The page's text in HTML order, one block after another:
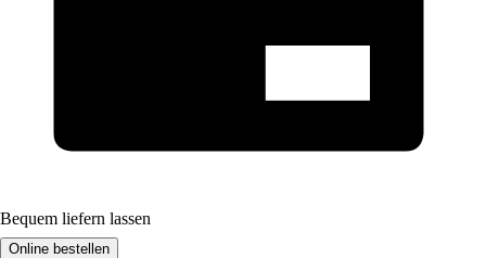
Bequem liefern lassen
Online bestellen